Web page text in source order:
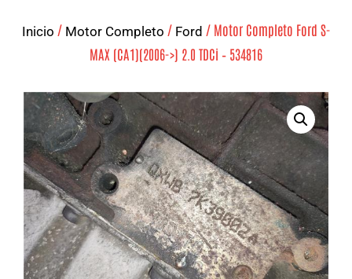
Inicio / Motor Completo / Ford / Motor Completo Ford S-
MAX (CA1)(2006->) 2.0 TDCi – 534816